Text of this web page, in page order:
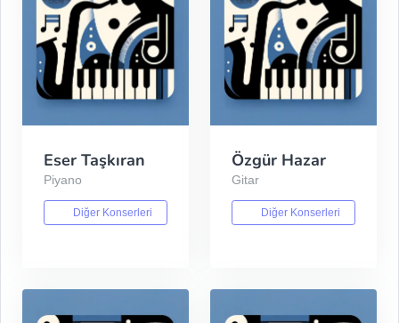
Eser Taşkıran
Piyano
Diğer Konserleri
Özgür Hazar
Gitar
Diğer Konserleri